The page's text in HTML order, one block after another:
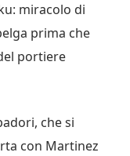
miracolo di
prima che
portiere
che si
con Martinez